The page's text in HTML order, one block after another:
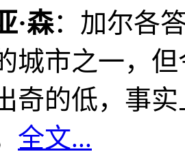
·森：加尔各
城市之一，
奇的低，事
全文...